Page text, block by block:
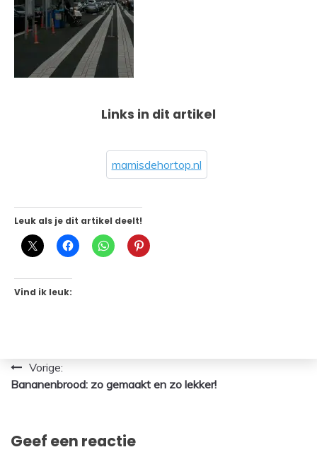
Links in dit artikel
mamisdehortop.nl
Leuk als je dit artikel deelt!
Vind ik leuk:
Bericht
navigatie
Vorige:
Bananenbrood: zo gemaakt en zo lekker!
Geef een reactie